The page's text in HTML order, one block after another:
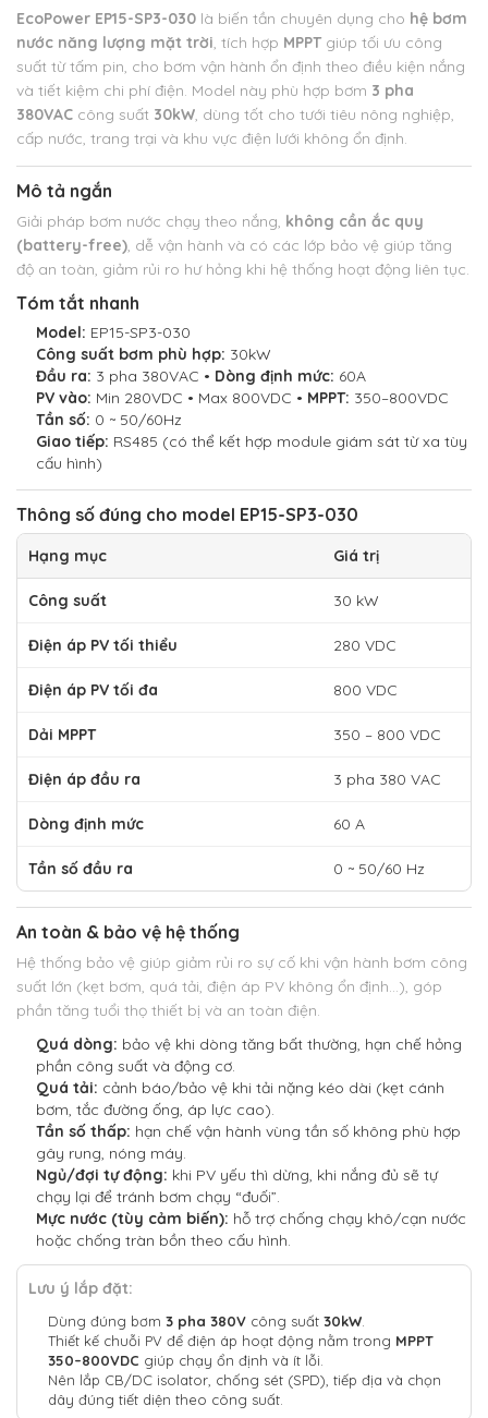
EcoPower EP15-SP3-030 là biến tần chuyên dụng cho hệ bơm
nước năng lượng mặt trời, tích hợp MPPT giúp tối ưu công
suất từ tấm pin, cho bơm vận hành ổn định theo điều kiện nắng
và tiết kiệm chi phí điện. Model này phù hợp bơm 3 pha
380VAC công suất 30kW, dùng tốt cho tưới tiêu nông nghiệp,
cấp nước, trang trại và khu vực điện lưới không ổn định.
Mô tả ngắn
Giải pháp bơm nước chạy theo nắng, không cần ắc quy
(battery-free), dễ vận hành và có các lớp bảo vệ giúp tăng
độ an toàn, giảm rủi ro hư hỏng khi hệ thống hoạt động liên tục.
Tóm tắt nhanh
Model: EP15-SP3-030
Công suất bơm phù hợp: 30kW
Đầu ra: 3 pha 380VAC • Dòng định mức: 60A
PV vào: Min 280VDC • Max 800VDC • MPPT: 350–800VDC
Tần số: 0 ~ 50/60Hz
Giao tiếp: RS485 (có thể kết hợp module giám sát từ xa tùy
cấu hình)
Thông số đúng cho model EP15-SP3-030
Hạng mục Giá trị
Công suất 30 kW
Điện áp PV tối thiểu 280 VDC
Điện áp PV tối đa 800 VDC
Dải MPPT 350 – 800 VDC
Điện áp đầu ra 3 pha 380 VAC
Dòng định mức 60 A
Tần số đầu ra 0 ~ 50/60 Hz
An toàn & bảo vệ hệ thống
Hệ thống bảo vệ giúp giảm rủi ro sự cố khi vận hành bơm công
suất lớn (kẹt bơm, quá tải, điện áp PV không ổn định…), góp
phần tăng tuổi thọ thiết bị và an toàn điện.
Quá dòng: bảo vệ khi dòng tăng bất thường, hạn chế hỏng
phần công suất và động cơ.
Quá tải: cảnh báo/bảo vệ khi tải nặng kéo dài (kẹt cánh
bơm, tắc đường ống, áp lực cao).
Tần số thấp: hạn chế vận hành vùng tần số không phù hợp
gây rung, nóng máy.
Ngủ/đợi tự động: khi PV yếu thì dừng, khi nắng đủ sẽ tự
chạy lại để tránh bơm chạy “đuối”.
Mực nước (tùy cảm biến): hỗ trợ chống chạy khô/cạn nước
hoặc chống tràn bồn theo cấu hình.
Lưu ý lắp đặt:
Dùng đúng bơm 3 pha 380V công suất 30kW
Thiết kế chuỗi PV để điện áp hoạt động nằm trong MPPT
350–800VDC giúp chạy ổn định và ít lỗi.
Nên lắp CB/DC isolator, chống sét (SPD), tiếp địa và chọn
dây đúng tiết diện theo công suất.